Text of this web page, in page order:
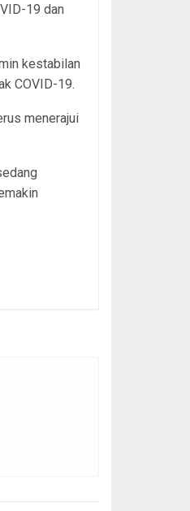
19 dan
kestabilan
COVID-19.
menerajui